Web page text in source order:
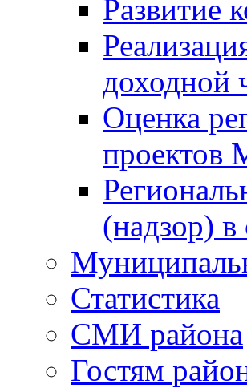
Развитие
доходной
Оценка
(надзор) в
Статистика
СМИ района
Гостям